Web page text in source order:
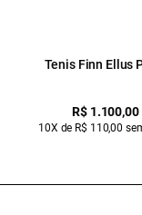
Tenis Finn Ellus
R$ 1.100,00
10X de R$ 110,00